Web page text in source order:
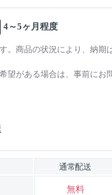
4～5ヶ月程度
。商品の状況により、納期
望がある場合は、事前にお
通常配送
無料